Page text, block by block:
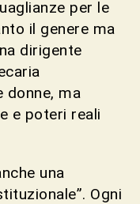
per le
il genere ma
dirigente
donne, ma
e poteri reali
una
Ogni